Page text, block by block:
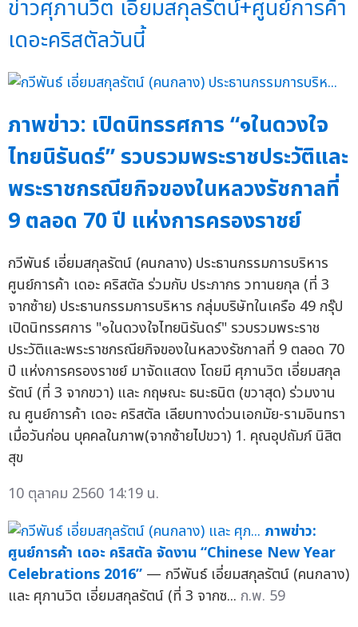
ข่าวศุภานวิต เอี่ยมสกุลรัตน์+ศูนย์การค้า
เดอะคริสตัลวันนี้
ภาพข่าว: เปิดนิทรรศการ “๑ในดวงใจ
ไทยนิรันดร์” รวบรวมพระราชประวัติและ
พระราชกรณียกิจของในหลวงรัชกาลที่
9 ตลอด 70 ปี แห่งการครองราชย์
กวีพันธ์ เอี่ยมสกุลรัตน์ (คนกลาง) ประธานกรรมการบริหาร
ศูนย์การค้า เดอะ คริสตัล ร่วมกับ ประภากร วทานยกุล (ที่ 3
จากซ้าย) ประธานกรรมการบริหาร กลุ่มบริษัทในเครือ 49 กรุ๊ป
เปิดนิทรรศการ "๑ในดวงใจไทยนิรันดร์" รวบรวมพระราช
ประวัติและพระราชกรณียกิจของในหลวงรัชกาลที่ 9 ตลอด 70
ปี แห่งการครองราชย์ มาจัดแสดง โดยมี ศุภานวิต เอี่ยมสกุล
รัตน์ (ที่ 3 จากขวา) และ กฤษณะ ธนะธนิต (ขวาสุด) ร่วมงาน
ณ ศูนย์การค้า เดอะ คริสตัล เลียบทางด่วนเอกมัย-รามอินทรา
เมื่อวันก่อน บุคคลในภาพ(จากซ้ายไปขวา) 1. คุณอุปถัมภ์ นิสิต
สุข
10 ตุลาคม 2560 14:19 น.
ภาพข่าว:
ศูนย์การค้า เดอะ คริสตัล จัดงาน “Chinese New Year
Celebrations 2016” — กวีพันธ์ เอี่ยมสกุลรัตน์ (คนกลาง)
และ ศุภานวิต เอี่ยมสกุลรัตน์ (ที่ 3 จากซ... ก.พ. 59